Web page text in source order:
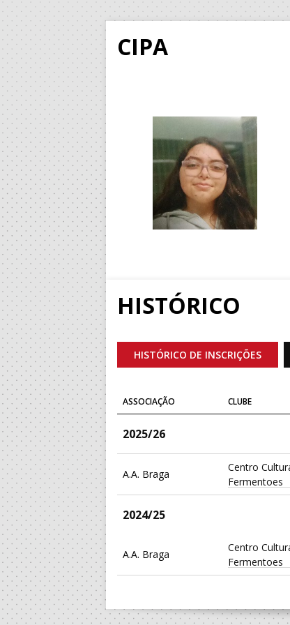
CIPA
HISTÓRICO
HISTÓRICO DE INSCRIÇÕES
ASSOCIAÇÃO CLUBE
2025/26
A.A. Braga
Centro
Fermentoes
2024/25
A.A. Braga
Centro
Fermentoes